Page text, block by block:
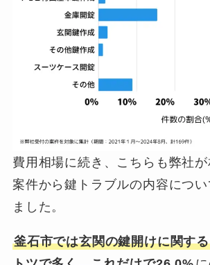
費用相場に続き、こちらも弊社
案件から鍵トラブルの内容につ
ました。
釜石市では玄関の鍵開けに関す